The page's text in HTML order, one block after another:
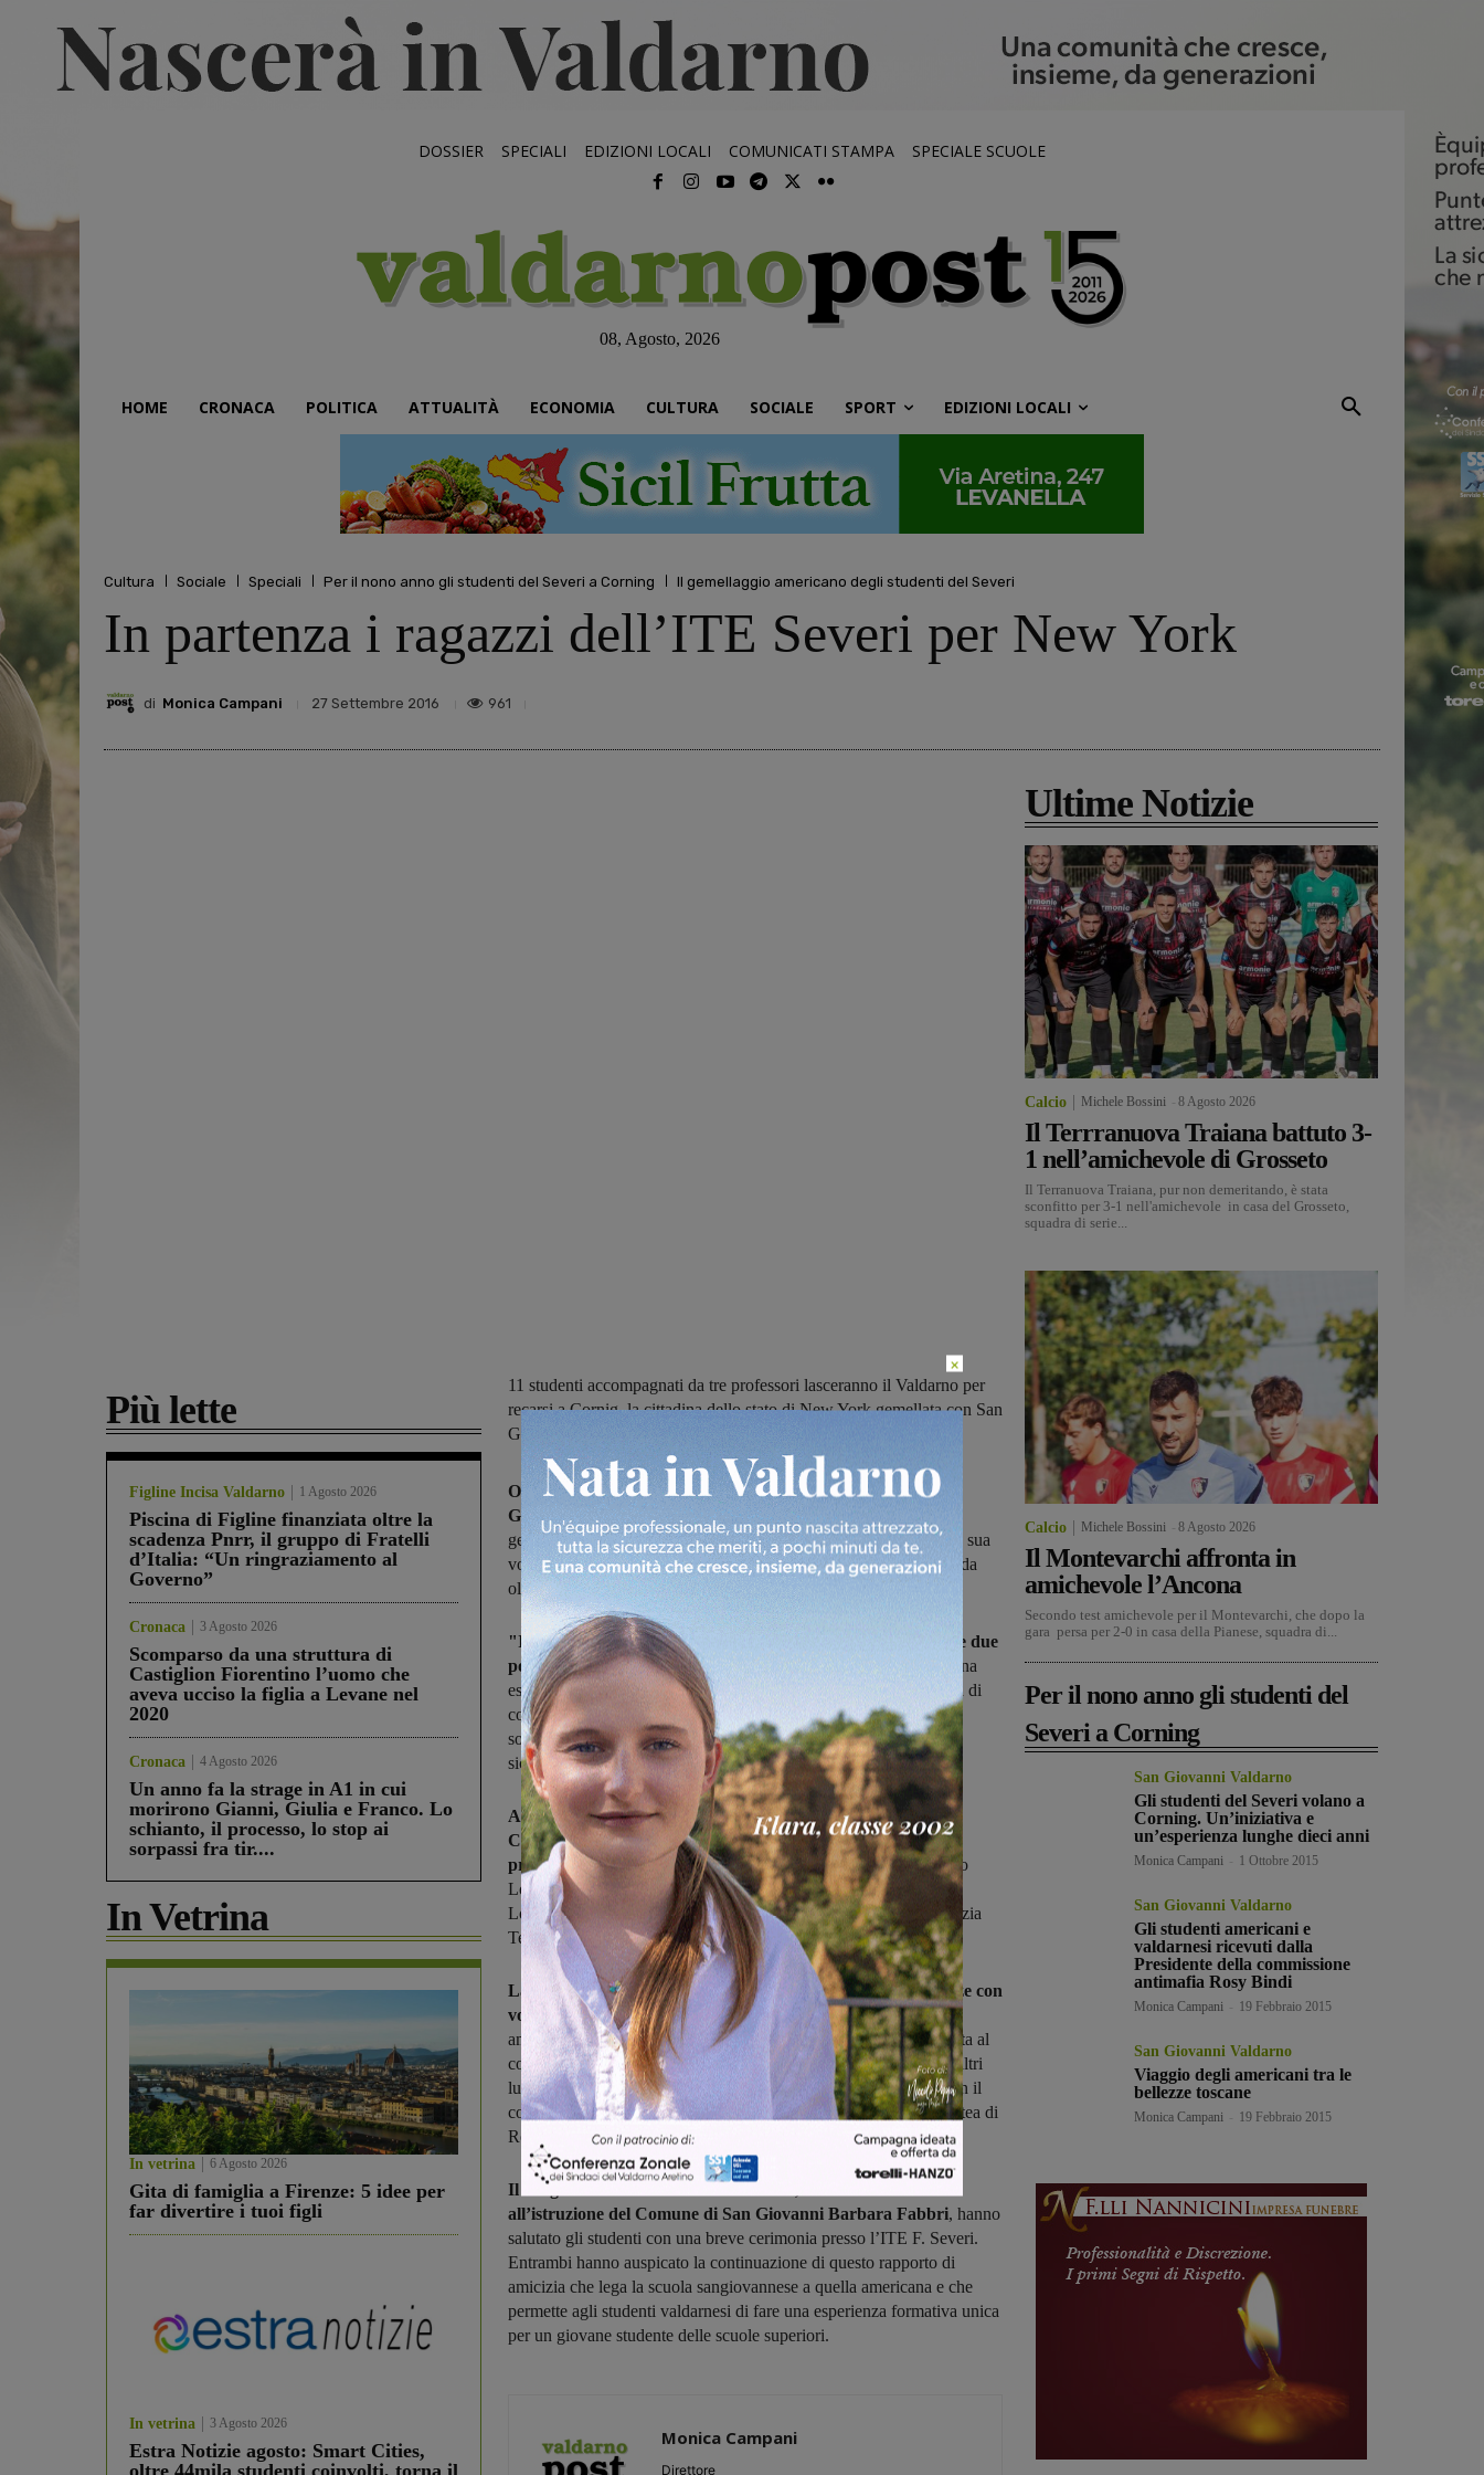
DOSSIER SPECIALI EDIZIONI LOCALI COMUNICATI STAMPA SPECIALE SCUOLE
08, Agosto, 2026
HOME CRONACA POLITICA ATTUALITÀ ECONOMIA CULTURA SOCIALE SPORT EDIZIONI LOCALI
Cultura Sociale Speciali Per il nono anno gli studenti del Severi a Corning Il gemellaggio americano degli studenti del Severi
In partenza i ragazzi dell’ITE Severi per New York
di Monica Campani 27 Settembre 2016 961
Più lette
Figline Incisa Valdarno 1 Agosto 2026
Piscina di Figline finanziata oltre la
scadenza Pnrr, il gruppo di Fratelli
d’Italia: “Un ringraziamento al
Governo”
Cronaca 3 Agosto 2026
Scomparso da una struttura di
Castiglion Fiorentino l’uomo che
aveva ucciso la figlia a Levane nel
2020
Cronaca 4 Agosto 2026
Un anno fa la strage in A1 in cui
morirono Gianni, Giulia e Franco. Lo
schianto, il processo, lo stop ai
sorpassi fra tir....
In Vetrina
In vetrina 6 Agosto 2026
Gita di famiglia a Firenze: 5 idee per
far divertire i tuoi figli
In vetrina 3 Agosto 2026
Estra Notizie agosto: Smart Cities,
11 studenti accompagnati da tre professori lasceranno il Valdarno per
recarsi a Cornig, la cittadina dello stato di New York gemellata con San
Giovanni. Si tratta dell’11° anno
Ormai mancano poche ore e i ragazzi dell'ITE Severi di San
Giovanni partiranno per New York. S i tratta dell'11° anno del
gemellaggio tra l'istituto e la High Schoool di Corning, cittadina a sua
volta gemellata con San Giovanni. Una bella esperienza già fatta da
oltre 150 studenti dell’Istituto Economico sangiovannese.
"Il progetto permette di rafforzare i contatti e l’amicizia tra le due
popolazioni e ai giovani studenti valdarnesi di partecipare ad una
esperienza fondamentale nel loro processo di crescita quale quella di
conoscere la scuola americana e fare una esperienza di vita (sulla
società statunitense, la sua organizzazione e la sua cultura) che
sicuramente aiuterà la loro formazione".
Accompagnati dai professori Giovanna Ferrucci, Roberto
Checchi ed Emanuele Bani, quest'anno parteciperanno al
progetto:Gaia Bausani, Riccardo Ciutini, Angelica Guerri, Pietro
Lombardi, Agnese Massini, Sofia Del Sorbo, Alessandro Ferrini,
Lorenzo Pelliccia, Mariana Santana Furlan, Martina Seghi, Lucrezia
Tellan.
La partenza del gruppo della scuola sangiovannese da Firenze con
volo Swiss Aire prevede, oltre alla conoscenza della scuola
americana, la visita delle città di New York, Washington (con visita al
congresso americano), Rochester, delle cascate del Niagara, e di altri
luoghi dello Stato di New York, incontri con l’On. Tom Reed, con il
console italiano Mario Daniele e con il Vice Presidente della Contea di
Rochester Anthony Daniele.
Il dirigente scolastico Lorenzo Pierazzi, insieme all’assessore
all’istruzione del Comune di San Giovanni Barbara Fabbri, hanno
salutato gli studenti con una breve cerimonia presso l’ITE F. Severi.
Entrambi hanno auspicato la continuazione di questo rapporto di
amicizia che lega la scuola sangiovannese a quella americana e che
permette agli studenti valdarnesi di fare una esperienza formativa unica
per un giovane studente delle scuole superiori.
Monica Campani
Direttore
Ultime Notizie
Calcio Michele Bossini 8 Agosto 2026
Il Terrranuova Traiana battuto 3-
1 nell’amichevole di Grosseto
Il Terranuova Traiana, pur non demeritando, è stata
sconfitto per 3-1 nell'amichevole in casa del Grosseto,
squadra di serie...
Calcio Michele Bossini 8 Agosto 2026
Il Montevarchi affronta in
amichevole l’Ancona
Secondo test amichevole per il Montevarchi, che dopo la
gara persa per 2-0 in casa della Pianese, squadra di...
Per il nono anno gli studenti del
Severi a Corning
San Giovanni Valdarno
Gli studenti del Severi volano a
Corning. Un’iniziativa e
un’esperienza lunghe dieci anni
Monica Campani 1 Ottobre 2015
San Giovanni Valdarno
Gli studenti americani e
valdarnesi ricevuti dalla
Presidente della commissione
antimafia Rosy Bindi
Monica Campani 19 Febbraio 2015
San Giovanni Valdarno
Viaggio degli americani tra le
bellezze toscane
Monica Campani 19 Febbraio 2015
×